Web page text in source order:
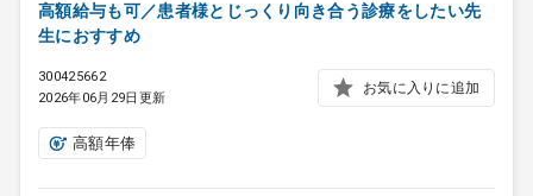
高額給与も可／患者様とじっくり向き合う診療をしたい先
生におすすめ
300425662
2026年06月29日更新
お気に入りに追加
高額年俸